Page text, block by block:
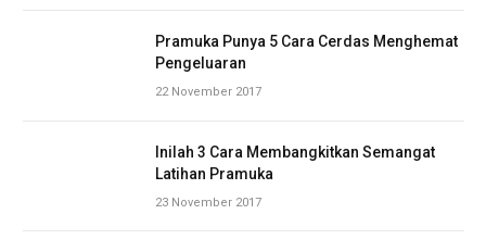
Pramuka Punya 5 Cara Cerdas Menghemat
Pengeluaran
22 November 2017
Inilah 3 Cara Membangkitkan Semangat
Latihan Pramuka
23 November 2017